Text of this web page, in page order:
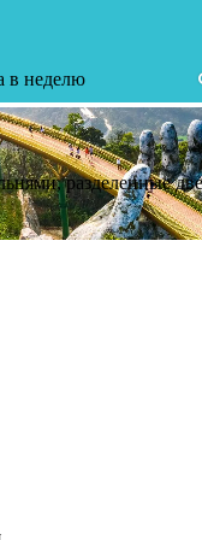
в неделю
разделенные